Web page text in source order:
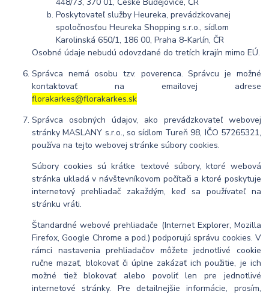
Poskytovateľ služby Heureka, prevádzkovanej
spoločnosťou Heureka Shopping s.r.o., sídlom
Karolinská 650/1, 186 00, Praha 8-Karlín, ČR
Osobné údaje nebudú odovzdané do tretích krajín mimo EÚ.
Správca nemá osobu tzv. poverenca. Správcu je možné
kontaktovať na emailovej adrese
florakarkes@florakarkes.sk
Správca osobných údajov, ako prevádzkovateľ webovej
stránky MASLANY s.r.o., so sídlom Tureň 98, IČO 57265321,
používa na tejto webovej stránke súbory cookies.
Súbory cookies sú krátke textové súbory, ktoré webová
stránka ukladá v návštevníkovom počítači a ktoré poskytuje
internetový prehliadač zakaždým, keď sa používateľ na
stránku vráti.
Štandardné webové prehliadače (Internet Explorer, Mozilla
Firefox, Google Chrome a pod.) podporujú správu cookies. V
rámci nastavenia prehliadačov môžete jednotlivé cookie
ručne mazať, blokovať či úplne zakázať ich použitie, je ich
možné tiež blokovať alebo povoliť len pre jednotlivé
internetové stránky. Pre detailnejšie informácie, prosím,